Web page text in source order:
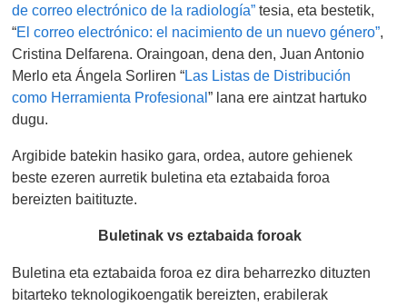
de correo electrónico de la radiología” tesia, eta bestetik,
“El correo electrónico: el nacimiento de un nuevo género”,
Cristina Delfarena. Oraingoan, dena den, Juan Antonio
Merlo eta Ángela Sorliren “Las Listas de Distribución
como Herramienta Profesional” lana ere aintzat hartuko
dugu.
Argibide batekin hasiko gara, ordea, autore gehienek
beste ezeren aurretik buletina eta eztabaida foroa
bereizten baitituzte.
Buletinak vs eztabaida foroak
Buletina eta eztabaida foroa ez dira beharrezko dituzten
bitarteko teknologikoengatik bereizten, erabilerak